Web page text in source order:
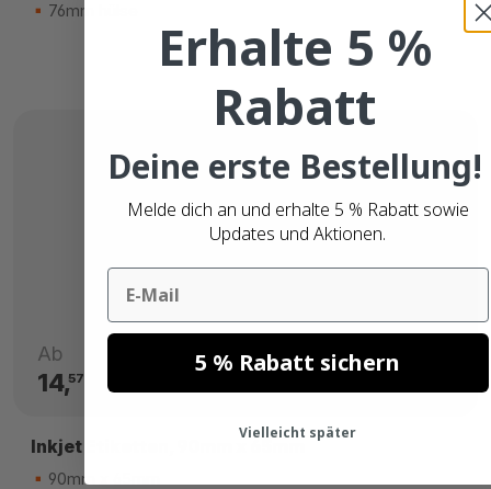
76mm hülse
Ab
14,57
Inkjet Etiketten, 90mm x 65mm
90mm x 65mm
Erhalte 5 %
Rabatt
Deine erste Bestellung!
Melde dich an und erhalte 5 % Rabatt sowie
Updates und Aktionen.
Email
5 % Rabatt sichern
Vielleicht später